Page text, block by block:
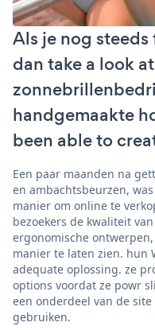
Als je nog
dan take a look
handgemaakte
been able to
Een paar maanden na
en ambachtsbeurzen,
manier om online te
bezoekers de kwaliteit
ergonomische
manier te laten zien. hun
adequate oplossing. ze
options voordat ze powr
een onderdeel van de
gebruiken.